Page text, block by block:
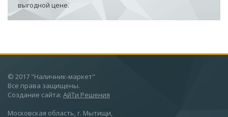
выгодной цене.
© 2017 "Наличник-маркет"
Все права защищены.
Создание сайта: АйТи Решения
Московская область, г. Мытищи,